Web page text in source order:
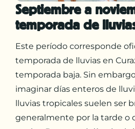
Septiembre a
temporada de
Este período corresponde
temporada de lluvias en
temporada baja. Sin
imaginar días enteros de
lluvias tropicales suelen ser
generalmente por la tarde o